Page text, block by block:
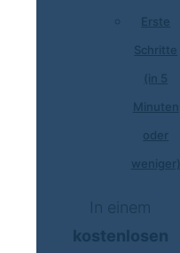
Erste
Schritte
(in 5
Minuten
oder
weniger)
In einem
kostenlosen